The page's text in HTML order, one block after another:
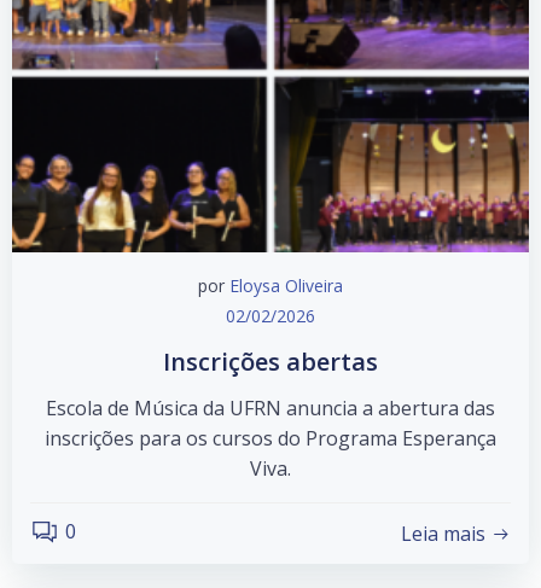
por Eloysa Oliveira
02/02/2026
Inscrições abertas
Escola de Música da UFRN anuncia a abertura das
inscrições para os cursos do Programa Esperança
Viva.
0 Leia mais